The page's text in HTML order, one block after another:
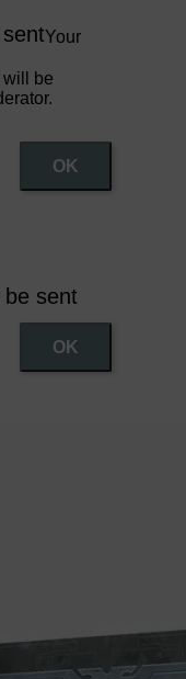
Your
will be
OK
sent
OK